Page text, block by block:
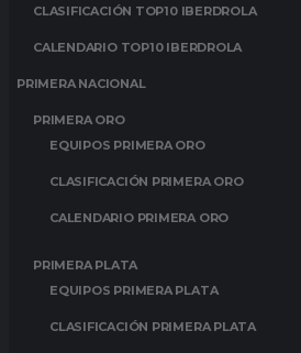
CLASIFICACIÓN TOP10 IBERDROLA
CALENDARIO TOP10 IBERDROLA
PRIMERA NACIONAL
PRIMERA ORO
EQUIPOS PRIMERA ORO
CLASIFICACIÓN PRIMERA ORO
CALENDARIO PRIMERA ORO
PRIMERA PLATA
EQUIPOS PRIMERA PLATA
CLASIFICACIÓN PRIMERA PLATA